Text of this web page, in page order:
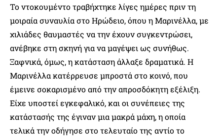
Το ντοκουμέντο τραβήχτηκε λίγες ημέρες πριν τη
μοιραία συναυλία στο Ηρώδειο, όπου η Μαρινέλλα, με
χιλιάδες θαυμαστές να την έχουν συγκεντρώσει,
ανέβηκε στη σκηνή για να μαγέψει ως συνήθως.
Ξαφνικά, όμως, η κατάσταση άλλαξε δραματικά. Η
Μαρινέλλα κατέρρευσε μπροστά στο κοινό, που
έμεινε σοκαρισμένο από την απροσδόκητη εξέλιξη.
Είχε υποστεί εγκεφαλικό, και οι συνέπειες της
κατάστασής της έγιναν μια μακρά μάχη, η οποία
τελικά την οδήγησε στο τελευταίο της αντίο το